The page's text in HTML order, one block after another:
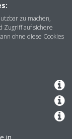
zu machen,
Zugriff auf sichere
ohne diese Cookies